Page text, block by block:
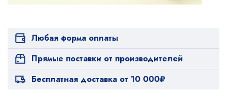
Любая форма оплаты
Прямые поставки от производителей
Бесплатная доставка от 10 000₽